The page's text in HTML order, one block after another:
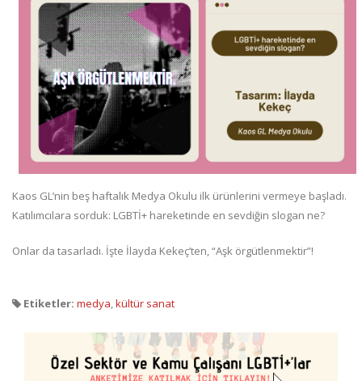
Kaos GL’nin beş haftalık Medya Okulu ilk ürünlerini vermeye başladı.
Katılımcılara sorduk: LGBTİ+ hareketinde en sevdiğin slogan ne?
Onlar da tasarladı. İşte İlayda Kekeç’ten, “Aşk örgütlenmektir”!
Etiketler: medya,kültür sanat